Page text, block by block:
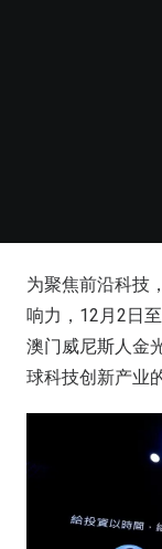
为聚焦前沿科技
响力，12月2日
澳门威尼斯人金
球科技创新产业